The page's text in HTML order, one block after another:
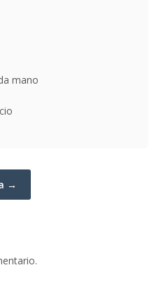
mano
→